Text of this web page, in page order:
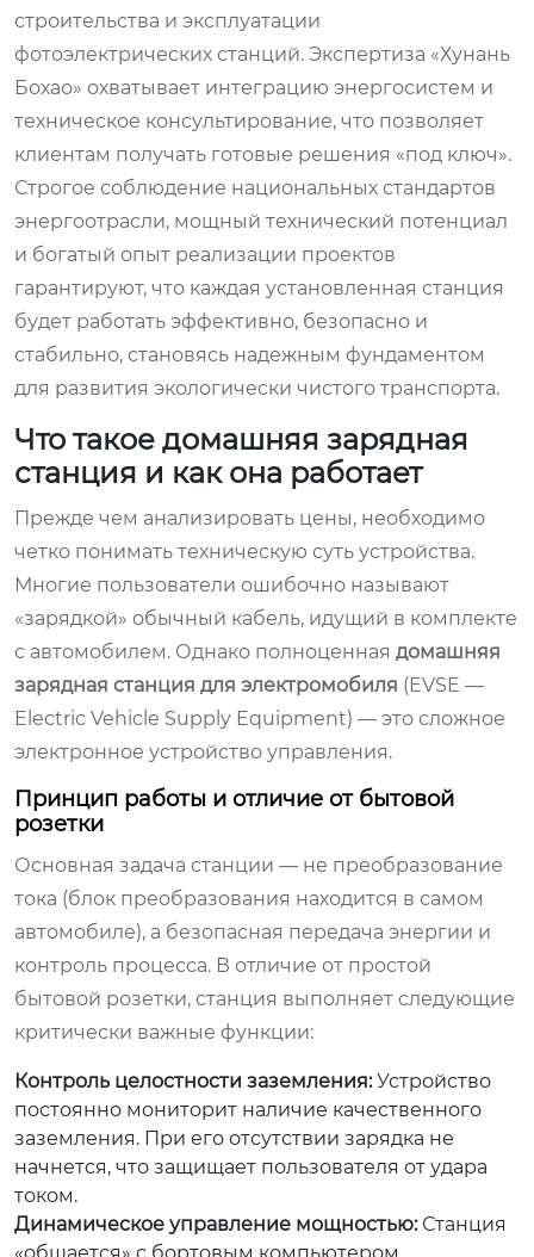
строительства и эксплуатации
фотоэлектрических станций. Экспертиза «Хунань
Бохао» охватывает интеграцию энергосистем и
техническое консультирование, что позволяет
клиентам получать готовые решения «под ключ».
Строгое соблюдение национальных стандартов
энергоотрасли, мощный технический потенциал
и богатый опыт реализации проектов
гарантируют, что каждая установленная станция
будет работать эффективно, безопасно и
стабильно, становясь надежным фундаментом
для развития экологически чистого транспорта.
Что такое домашняя зарядная
станция и как она работает
Прежде чем анализировать цены, необходимо
четко понимать техническую суть устройства.
Многие пользователи ошибочно называют
«зарядкой» обычный кабель, идущий в комплекте
с автомобилем. Однако полноценная домашняя
зарядная станция для электромобиля (EVSE —
Electric Vehicle Supply Equipment) — это сложное
электронное устройство управления.
Принцип работы и отличие от бытовой
розетки
Основная задача станции — не преобразование
тока (блок преобразования находится в самом
автомобиле), а безопасная передача энергии и
контроль процесса. В отличие от простой
бытовой розетки, станция выполняет следующие
критически важные функции:
Контроль целостности заземления:Устройство
постоянно мониторит наличие качественного
заземления. При его отсутствии зарядка не
начнется, что защищает пользователя от удара
током.
Динамическое управление мощностью:Станция
«общается» с бортовым компьютером